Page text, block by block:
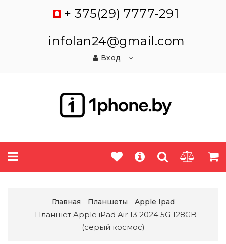
+ 375(29) 7777-291
infolan24@gmail.com
Вход
Главная Планшеты Apple Ipad
Планшет Apple iPad Air 13 2024 5G 128GB
(серый космос)